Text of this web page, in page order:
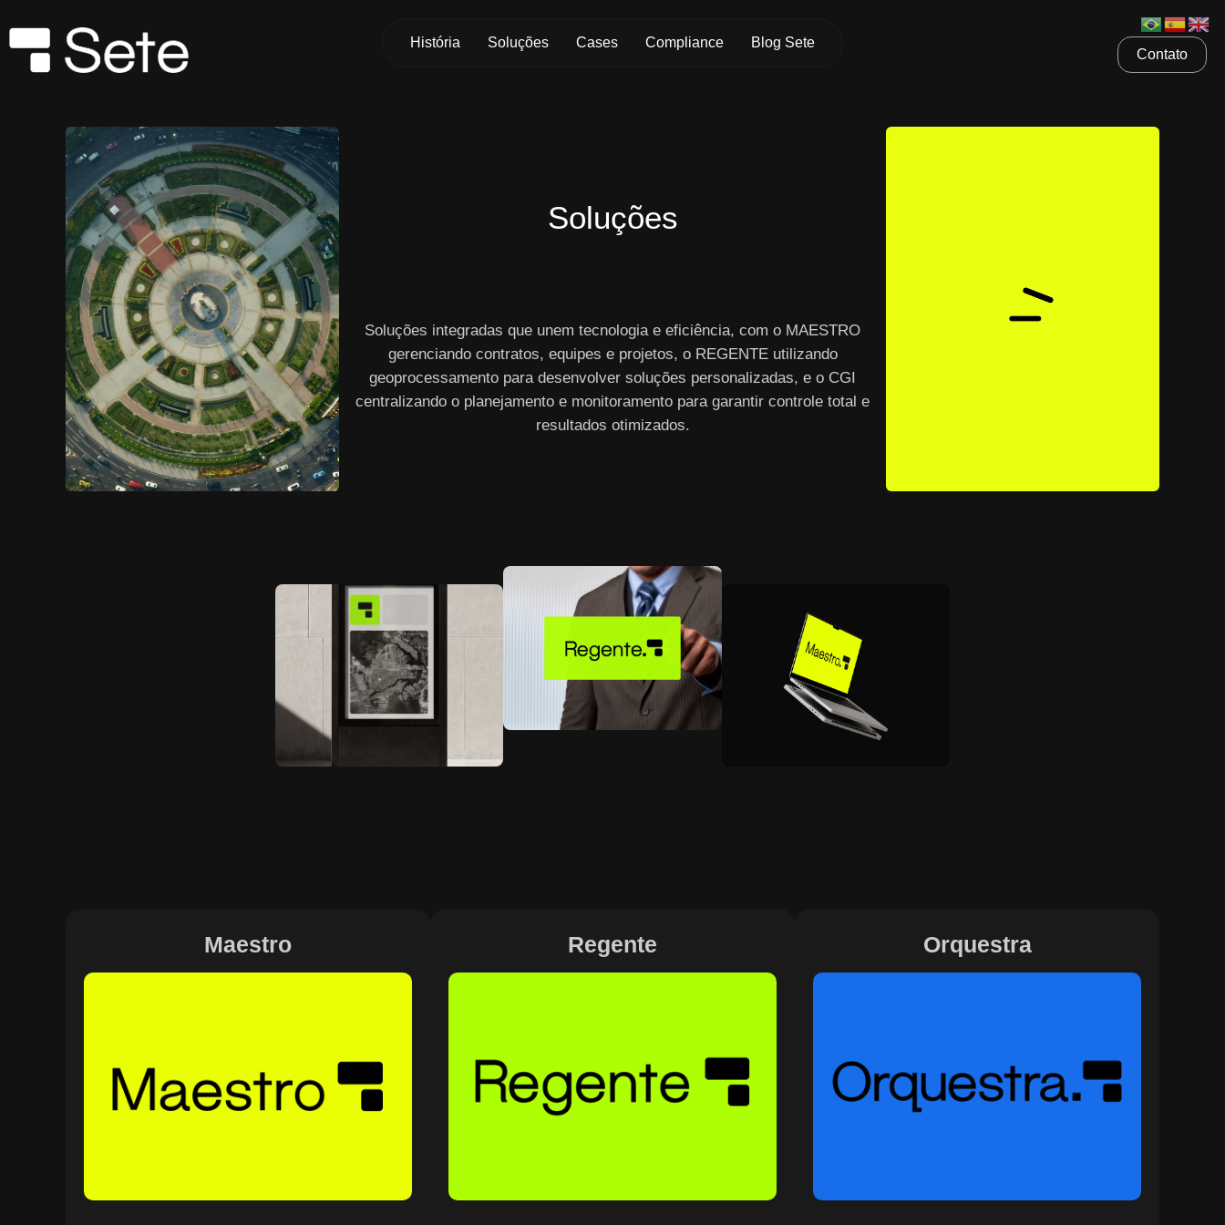
História Soluções Cases Compliance Blog Sete
Contato
Soluções
Soluções integradas que unem tecnologia e eficiência, com o MAESTRO
gerenciando contratos, equipes e projetos, o REGENTE utilizando
geoprocessamento para desenvolver soluções personalizadas, e o CGI
centralizando o planejamento e monitoramento para garantir controle total e
resultados otimizados.
Maestro Regente Orquestra